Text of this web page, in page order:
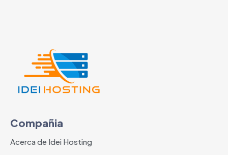
Compañia
Acerca de Idei Hosting